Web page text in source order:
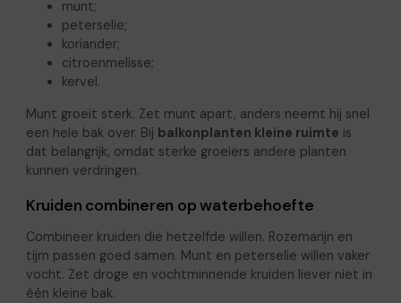
munt;
peterselie;
koriander;
citroenmelisse;
kervel.
Munt groeit sterk. Zet munt apart, anders neemt hij snel
een hele bak over. Bij balkonplanten kleine ruimte is
dat belangrijk, omdat sterke groeiers andere planten
kunnen verdringen.
Kruiden combineren op waterbehoefte
Combineer kruiden die hetzelfde willen. Rozemarijn en
tijm passen goed samen. Munt en peterselie willen vaker
vocht. Zet droge en vochtminnende kruiden liever niet in
één kleine bak.